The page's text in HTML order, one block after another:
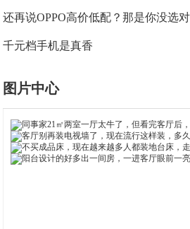
还再说OPPO高价低配？那是你没选
千元档手机是真香
图片中心